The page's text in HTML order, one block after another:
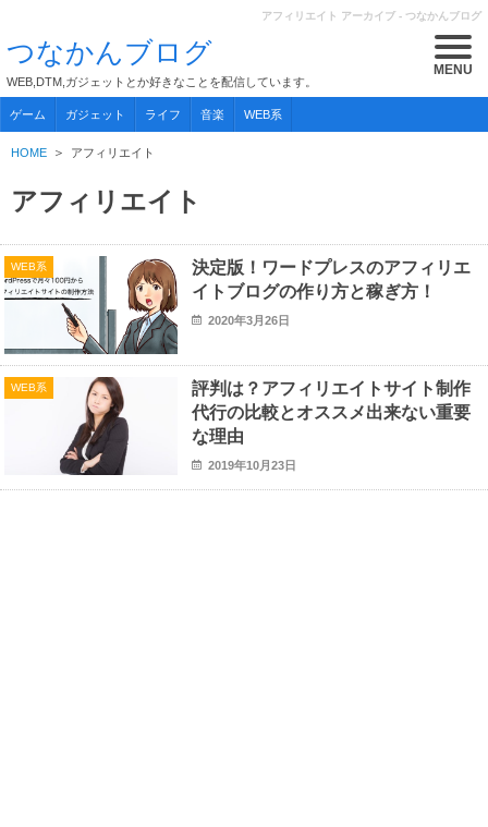
アフィリエイト アーカイブ - つなかんブログ
つなかんブログ
WEB,DTM,ガジェットとか好きなことを配信しています。
ゲーム ガジェット ライフ 音楽 WEB系
MENU
HOME アフィリエイト
アフィリエイト
WEB系
決定版！ワードプレスのアフィリエ
イトブログの作り方と稼ぎ方！
2020年3月26日
WEB系
評判は？アフィリエイトサイト制作
代行の比較とオススメ出来ない重要
な理由
2019年10月23日